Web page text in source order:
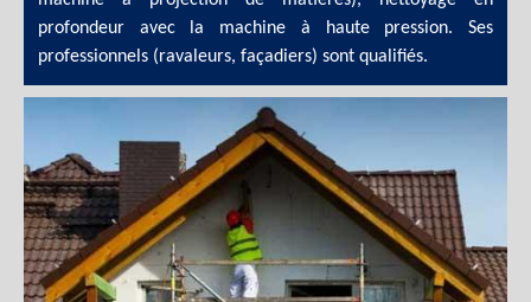
profondeur avec la machine à haute pression. Ses
professionnels (ravaleurs, façadiers) sont qualifiés.